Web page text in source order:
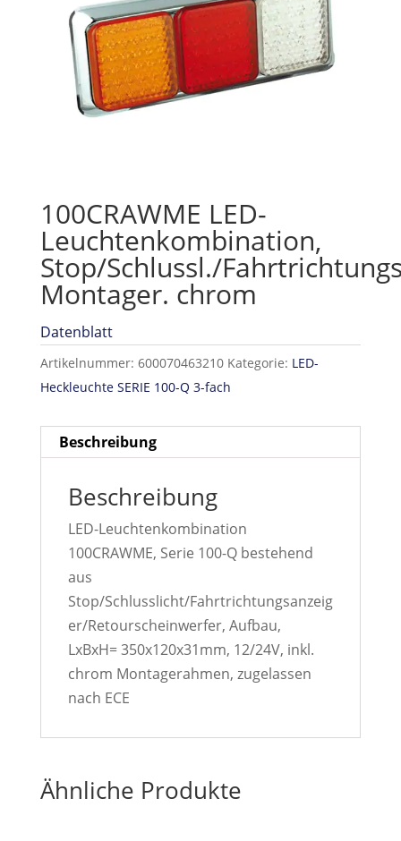
100CRAWME LED-
Leuchtenkombination,
Stop/Schlussl./
Montager. chrom
Datenblatt
Artikelnummer: 600070463210 Kategorie: LED-
Heckleuchte SERIE 100-Q 3-fach
Beschreibung
Beschreibung
LED-Leuchtenkombination
100CRAWME, Serie 100-Q bestehend
aus
Stop/Schlusslicht/Fahrtrichtungsanzeig
er/Retourscheinwerfer, Aufbau,
LxBxH= 350x120x31mm, 12/24V, inkl.
chrom Montagerahmen, zugelassen
nach ECE
Ähnliche Produkte